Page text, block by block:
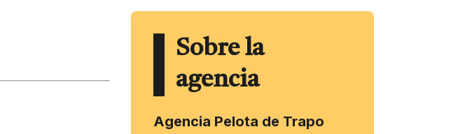
Sobre la
agencia
Agencia Pelota de Trapo